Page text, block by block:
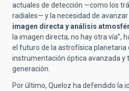
actuales de detección —como los
radiales— y la necesidad de avanzar
imagen directa y análisis
la imagen directa; no hay otra vía”,
el futuro de la astrofísica planetaria
instrumentación óptica avanzada y
generación.
Por último, Queloz ha defendido la